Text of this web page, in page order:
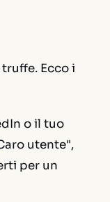
Ecco i
o il tuo
utente",
per un